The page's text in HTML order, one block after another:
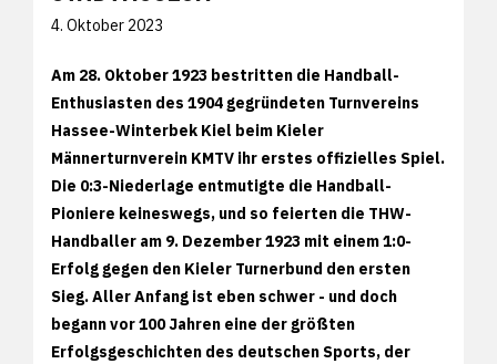
4. Oktober 2023
Am 28. Oktober 1923 bestritten die Handball-
Enthusiasten des 1904 gegründeten Turnvereins
Hassee-Winterbek Kiel beim Kieler
Männerturnverein KMTV ihr erstes offizielles Spiel.
Die 0:3-Niederlage entmutigte die Handball-
Pioniere keineswegs, und so feierten die THW-
Handballer am 9. Dezember 1923 mit einem 1:0-
Erfolg gegen den Kieler Turnerbund den ersten
Sieg. Aller Anfang ist eben schwer - und doch
begann vor 100 Jahren eine der größten
Erfolgsgeschichten des deutschen Sports, der